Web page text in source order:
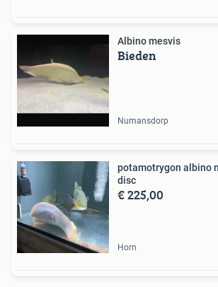
Albino mesvis
Bieden
Numansdorp
potamotrygon albino
disc
€ 225,00
Horn